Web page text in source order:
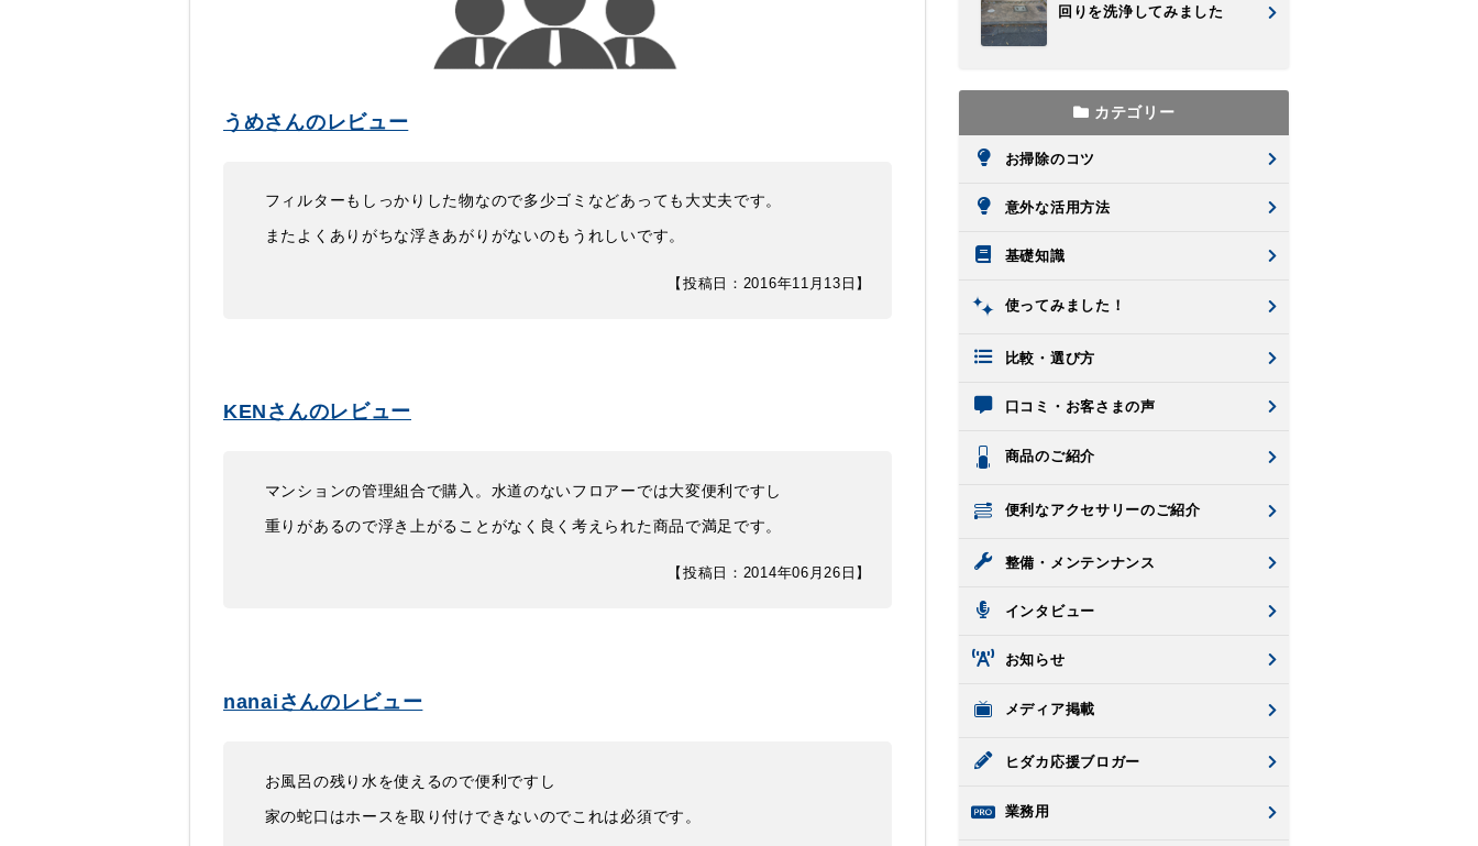
うめさんのレビュー
フィルターもしっかりした物なので多少ゴミなどあっても大丈夫です。
またよくありがちな浮きあがりがないのもうれしいです。
【投稿日：2016年11月13日】
KENさんのレビュー
マンションの管理組合で購入。水道のないフロアーでは大変便利ですし
重りがあるので浮き上がることがなく良く考えられた商品で満足です。
【投稿日：2014年06月26日】
nanaiさんのレビュー
お風呂の残り水を使えるので便利ですし
家の蛇口はホースを取り付けできないのでこれは必須です。
回りを洗浄してみました
カテゴリー
お掃除のコツ
意外な活用方法
基礎知識
使ってみました！
比較・選び方
口コミ・お客さまの声
商品のご紹介
便利なアクセサリーのご紹介
整備・メンテンナンス
インタビュー
お知らせ
メディア掲載
ヒダカ応援ブロガー
業務用